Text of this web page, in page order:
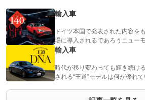
輸入車
ドイツ本国で発表された内容を
場に導入されるであろうニュー
輸入車
時代が移り変わっても輝き続け
される“王道”モデルは何が優れ